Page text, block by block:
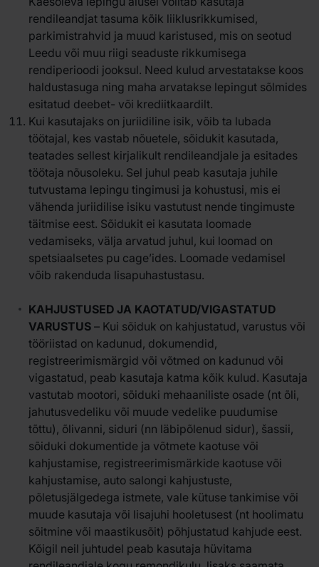
rendileandjat tasuma kõik liiklusrikkumised,
parkimistrahvid ja muud karistused, mis on seotud
Leedu või muu riigi seaduste rikkumisega
rendiperioodi jooksul. Need kulud arvestatakse koos
haldustasuga ning maha arvatakse lepingut sõlmides
esitatud deebet- või krediitkaardilt.
Kui kasutajaks on juriidiline isik, võib ta lubada
töötajal, kes vastab nõuetele, sõidukit kasutada,
teatades sellest kirjalikult rendileandjale ja esitades
töötaja nõusoleku. Sel juhul peab kasutaja juhile
tutvustama lepingu tingimusi ja kohustusi, mis ei
vähenda juriidilise isiku vastutust nende tingimuste
täitmise eest. Sõidukit ei kasutata loomade
vedamiseks, välja arvatud juhul, kui loomad on
spetsiaalsetes pu cage’ides. Loomade vedamisel
võib rakenduda lisapuhastustasu.
KAHJUSTUSED JA KAOTATUD/VIGASTATUD
VARUSTUS – Kui sõiduk on kahjustatud, varustus või
tööriistad on kadunud, dokumendid,
registreerimismärgid või võtmed on kadunud või
vigastatud, peab kasutaja katma kõik kulud. Kasutaja
vastutab mootori, sõiduki mehaaniliste osade (nt õli,
jahutusvedeliku või muude vedelike puudumise
tõttu), õlivanni, siduri (nn läbipõlenud sidur), šassii,
sõiduki dokumentide ja võtmete kaotuse või
kahjustamise, registreerimismärkide kaotuse või
kahjustamise, auto salongi kahjustuste,
põletusjälgedega istmete, vale kütuse tankimise või
muude kasutaja või lisajuhi hooletusest (nt hoolimatu
sõitmine või maastikusõit) põhjustatud kahjude eest.
Kõigil neil juhtudel peab kasutaja hüvitama